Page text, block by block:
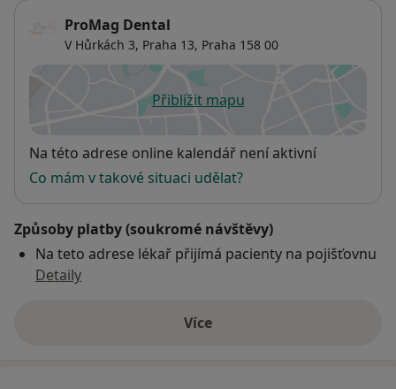
ProMag Dental
V Hůrkách 3, Praha 13, Praha 158 00
Přiblížit mapuse otevře v nové záložce
Dostupnost
Na této adrese online kalendář není aktivní
Co mám v takové situaci udělat?
Způsoby platby (soukromé návštěvy)
Na teto adrese lékař přijímá pacienty na pojišťovnu
Detaily
Víceo adrese